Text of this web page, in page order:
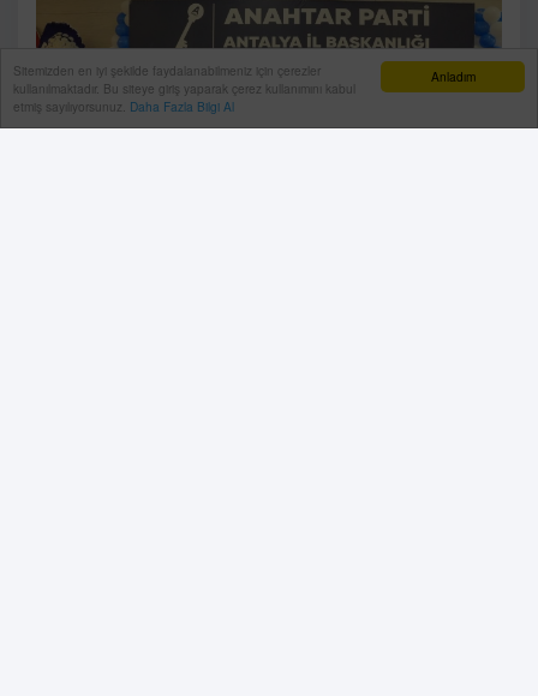
Anladım
Sitemizden en iyi şekilde faydalanabilmeniz için çerezler
kullanılmaktadır. Bu siteye giriş yaparak çerez kullanımını kabul
etmiş sayılıyorsunuz. Daha Fazla Bilgi Al